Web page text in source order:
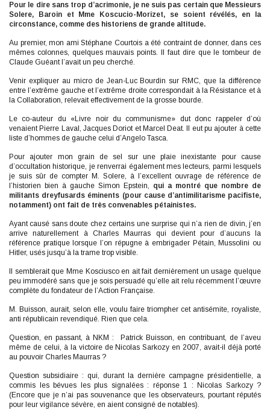
Pour le dire sans trop d’acrimonie, je ne suis pas certain que Messieurs
Solere, Baroin et Mme Koscucio-Morizet, se soient révélés, en la
circonstance, comme des historiens de grande altitude.
Au premier, mon ami Stéphane Courtois a été contraint de donner, dans ces
mêmes colonnes, quelques mauvais points. Il faut dire que le tombeur de
Claude Guéant l’avait un peu cherché.
Venir expliquer au micro de Jean-Luc Bourdin sur RMC, que la différence
entre l’extrême gauche et l’extrême droite correspondait à la Résistance et à
la Collaboration, relevait effectivement de la grosse bourde.
Le co-auteur du «Livre noir du communisme» dut donc rappeler d’où
venaient Pierre Laval, Jacques Doriot et Marcel Deat. Il eut pu ajouter à cette
liste d’hommes de gauche celui d’Angelo Tasca.
Pour ajouter mon grain de sel sur une plaie inexistante pour cause
d’occultation historique, je renverrai également mes lecteurs, parmi lesquels
je suis sûr de compter M. Solere, à l’excellent ouvrage de référence de
l’historien bien à gauche Simon Epstein, qui a montré que nombre de
militants dreyfusards éminents (pour cause d’antimilitarisme pacifiste,
notamment) ont fait de très convenables pétainistes.
Ayant causé sans doute chez certains une surprise qui n’a rien de divin, j’en
arrive naturellement à Charles Maurras qui devient pour d’aucuns la
référence pratique lorsque l’on répugne à embrigader Pétain, Mussolini ou
Hitler, usés jusqu’à la trame trop visible.
Il semblerait que Mme Kosciusco en ait fait dernièrement un usage quelque
peu immodéré sans que je sois persuadé qu’elle ait relu récemment l’œuvre
complète du fondateur de l’Action Française.
M. Buisson, aurait, selon elle, voulu faire triompher cet antisémite, royaliste,
anti républicain revendiqué. Rien que cela.
Question, en passant, à NKM : Patrick Buisson, en contribuant, de l’aveu
même de celui, à la victoire de Nicolas Sarkozy en 2007, avait-il déjà porté
au pouvoir Charles Maurras ?
Question subsidiaire : qui, durant la dernière campagne présidentielle, a
commis les bévues les plus signalées : réponse 1 : Nicolas Sarkozy ?
(Encore que je n’ai pas souvenance que les observateurs, pourtant réputés
pour leur vigilance sévère, en aient consigné de notables).